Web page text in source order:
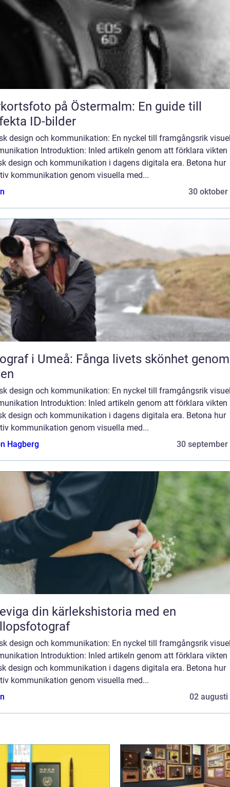
på Östermalm: En guide till
ID-bilder
design och kommunikation: En nyckel till framgångsrik
Introduktion: Inled artikeln genom att förklara vikten
design och kommunikation i dagens digitala era. Betona hur
kommunikation genom visuella med...
30 oktober
i Umeå: Fånga livets skönhet genom
design och kommunikation: En nyckel till framgångsrik
Introduktion: Inled artikeln genom att förklara vikten
design och kommunikation i dagens digitala era. Betona hur
kommunikation genom visuella med...
Hagberg
30 september
din kärlekshistoria med en
design och kommunikation: En nyckel till framgångsrik
Introduktion: Inled artikeln genom att förklara vikten
design och kommunikation i dagens digitala era. Betona hur
kommunikation genom visuella med...
02 augusti